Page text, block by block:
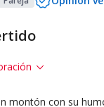
10 10
montón con su